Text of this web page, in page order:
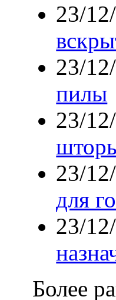
23/
23/
пилы
23/
23/
для
23/
Более